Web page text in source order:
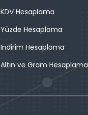
KDV Hesaplama
Yüzde Hesaplama
İndirim Hesaplama
Altın ve Gram Hesaplama